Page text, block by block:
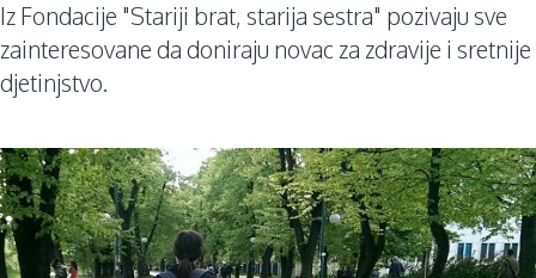
Lične priče
Saradnja sa medijima
Iz Fondacije "Stariji brat, starija sestra" pozivaju sve
zainteresovane da doniraju novac za zdravije i sretnije
djetinjstvo.